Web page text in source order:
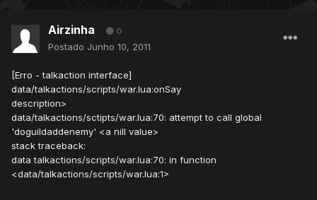
Airzinha 0
Postado Junho 10, 2011
[Erro - talkaction interface]
data/talkactions/scripts/war.lua:onSay
description>
data/talkactions/sctipts/war.lua:70: attempt to call global
'doguildaddenemy' <a nill value>
stack traceback:
data talkactions/scripts/war.lua:70: in function
<data/talkactions/scripts/war.lua:1>